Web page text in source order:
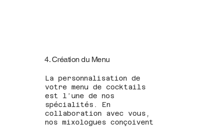
4. Création du Menu
La personnalisation de
votre menu de cocktails
est l’une de nos
spécialités. En
collaboration avec vous,
nos mixologues conçoivent